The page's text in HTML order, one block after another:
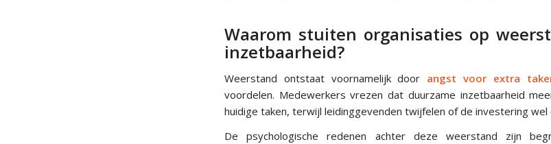
Waarom stuiten organisaties op
inzetbaarheid?
Weerstand ontstaat voornamelijk door angst voor extra
voordelen. Medewerkers vrezen dat duurzame inzetbaarheid
huidige taken, terwijl leidinggevenden twijfelen of de investering
De psychologische redenen achter deze weerstand zijn